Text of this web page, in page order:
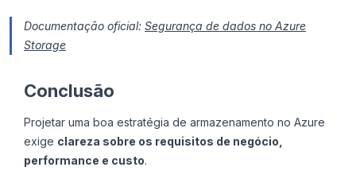
Documentação oficial: Segurança de dados no Azure
Storage
Conclusão
Projetar uma boa estratégia de armazenamento no Azure
exige clareza sobre os requisitos de negócio,
performance e custo.